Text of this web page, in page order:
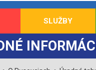
SLUŽBY